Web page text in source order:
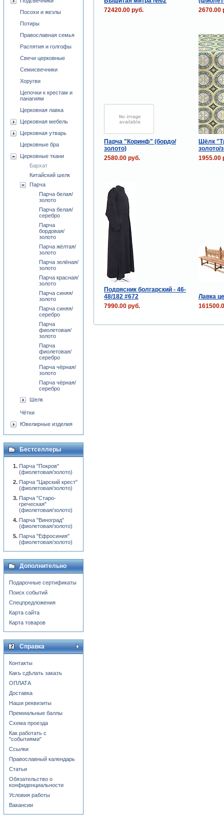
72420.00 руб.
2670.00
Парча "Коринф" (бордо/
золото)
Шёлк
золото/
2580.00 руб.
1955.00
Подрясник болгарский - 46-
48/182 #672
Лавка
7990.00 руб.
Посохи и жезлы
Потиры
Православная семья
Распятия и голгофы
Свечи церковные
Семисвечники
Хоругви
Цепочки к крестам и
панагиям
Церковная лавка
Церковная мебель
Церковная утварь
Церковные бра
Церковные ткани
Бархат
Китайский шелк
Парча
Парча белая/
золото
Парча белая/
серебро
Парча
бордовая/
золото
Парча жёлтая/
золото
Парча зелёная/
золото
Парча красная/
золото
Парча синяя/
золото
Парча синяя/
серебро
Парча
фиолетовая/
золото
Парча
фиолетовая/
серебро
Парча чёрная/
золото
Парча чёрная/
серебро
Шелк
Чётки
Ювелирные изделия
Бестселлеры
Парча "Покров"
(фиолетовая/золото)
Парча "Царский крест"
(фиолетовая/золото)
Парча "Старо-
греческая"
(фиолетовая/золото)
Парча "Виноград"
(фиолетовая/золото)
Парча "Ефросиния"
(фиолетовая/золото)
Дополнительно
Подарочные сертификаты
Поиск событий
Спецпредложения
Карта сайта
Карта товаров
Справка
Контакты
Какъ сдѣлать заказъ
ОПЛАТА
Доставка
Наши реквизиты
Премиальные баллы
Схема проезда
Как работать с
"событиями"
Ссылки
Православный календарь
Статьи
Обязательство о
конфиденциальности
Условия работы
Вакансии